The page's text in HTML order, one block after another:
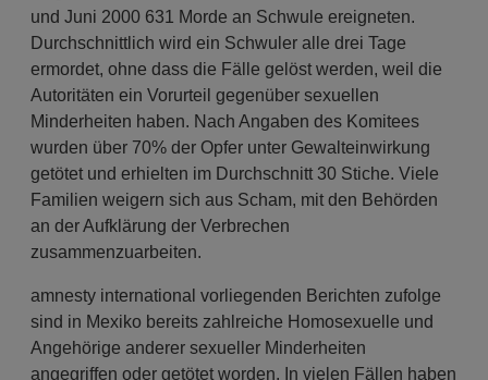
und Juni 2000 631 Morde an Schwule ereigneten.
Durchschnittlich wird ein Schwuler alle drei Tage
ermordet, ohne dass die Fälle gelöst werden, weil die
Autoritäten ein Vorurteil gegenüber sexuellen
Minderheiten haben. Nach Angaben des Komitees
wurden über 70% der Opfer unter Gewalteinwirkung
getötet und erhielten im Durchschnitt 30 Stiche. Viele
Familien weigern sich aus Scham, mit den Behörden
an der Aufklärung der Verbrechen
zusammenzuarbeiten.
amnesty international vorliegenden Berichten zufolge
sind in Mexiko bereits zahlreiche Homosexuelle und
Angehörige anderer sexueller Minderheiten
angegriffen oder getötet worden. In vielen Fällen haben